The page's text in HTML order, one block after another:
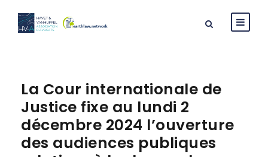
La Cour internationale de
Justice fixe au lundi 2
décembre 2024 l’ouverture
des audiences publiques